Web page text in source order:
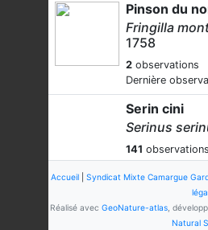
Pinson du
Fringilla
1758
2 observations
Dernière
Serin cini
Serinus
141 observations
Dernière
Linotte
Linaria
Accueil Syndicat Mixte Camargue
Réalisé avec GeoNature-atlas ,
Natural